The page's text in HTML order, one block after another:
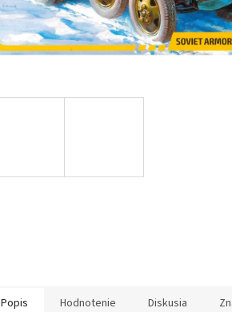
Popis Hodnotenie Diskusia